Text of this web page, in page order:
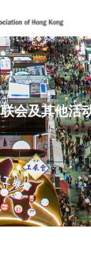
联会及其他活